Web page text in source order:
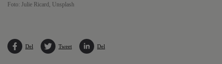
Foto: Julie Ricard, Unsplash
Del Tweet Del